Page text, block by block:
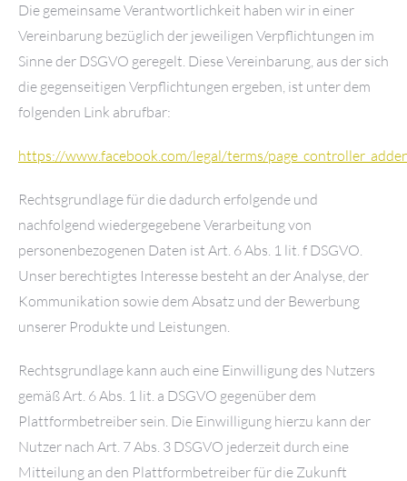
Die gemeinsame Verantwortlichkeit haben wir in einer
Vereinbarung bezüglich der jeweiligen Verpflichtungen im
Sinne der DSGVO geregelt. Diese Vereinbarung, aus der sich
die gegenseitigen Verpflichtungen ergeben, ist unter dem
folgenden Link abrufbar:
https://www.facebook.com/legal/terms/
Rechtsgrundlage für die dadurch erfolgende und
nachfolgend wiedergegebene Verarbeitung von
personenbezogenen Daten ist Art. 6 Abs. 1 lit. f DSGVO.
Unser berechtigtes Interesse besteht an der Analyse, der
Kommunikation sowie dem Absatz und der Bewerbung
unserer Produkte und Leistungen.
Rechtsgrundlage kann auch eine Einwilligung des Nutzers
gemäß Art. 6 Abs. 1 lit. a DSGVO gegenüber dem
Plattformbetreiber sein. Die Einwilligung hierzu kann der
Nutzer nach Art. 7 Abs. 3 DSGVO jederzeit durch eine
Mitteilung an den Plattformbetreiber für die Zukunft